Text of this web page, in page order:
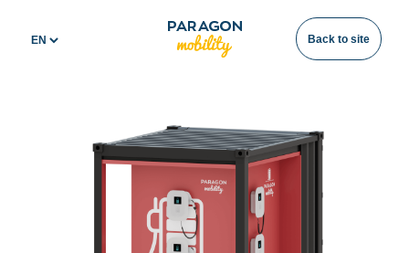
Back to site